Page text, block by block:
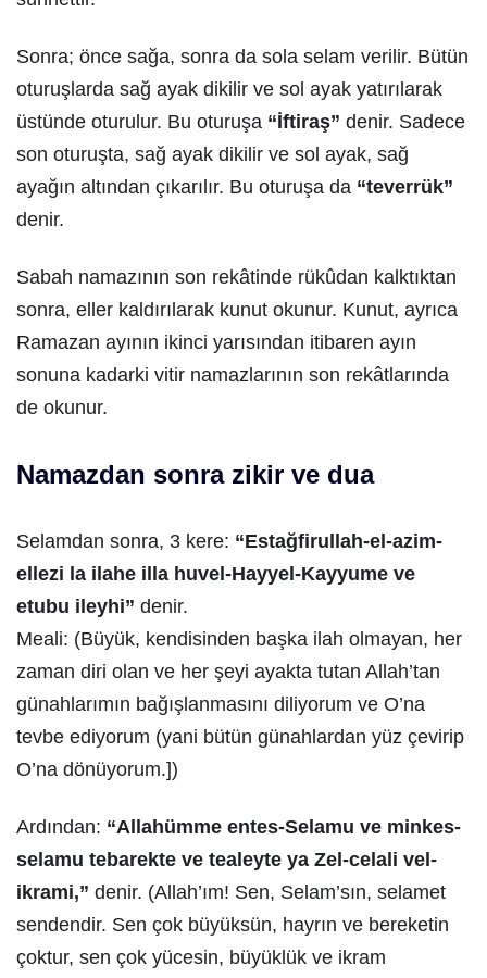
Sonra; önce sağa, sonra da sola selam verilir. Bütün
oturuşlarda sağ ayak dikilir ve sol ayak yatırılarak
üstünde oturulur. Bu oturuşa “İftiraş” denir. Sadece
son oturuşta, sağ ayak dikilir ve sol ayak, sağ
ayağın altından çıkarılır. Bu oturuşa da “teverrük”
denir.
Sabah namazının son rekâtinde rükûdan kalktıktan
sonra, eller kaldırılarak kunut okunur. Kunut, ayrıca
Ramazan ayının ikinci yarısından itibaren ayın
sonuna kadarki vitir namazlarının son rekâtlarında
de okunur.
Namazdan sonra zikir ve dua
Selamdan sonra, 3 kere: “Estağfirullah-el-azim-
ellezi la ilahe illa huvel-Hayyel-Kayyume ve
etubu ileyhi” denir.
Meali: (Büyük, kendisinden başka ilah olmayan, her
zaman diri olan ve her şeyi ayakta tutan Allah’tan
günahlarımın bağışlanmasını diliyorum ve O’na
tevbe ediyorum (yani bütün günahlardan yüz çevirip
O’na dönüyorum.])
Ardından: “Allahümme entes-Selamu ve minkes-
selamu tebarekte ve tealeyte ya Zel-celali vel-
ikrami,” denir. (Allah’ım! Sen, Selam’sın, selamet
sendendir. Sen çok büyüksün, hayrın ve bereketin
çoktur, sen çok yücesin, büyüklük ve ikram